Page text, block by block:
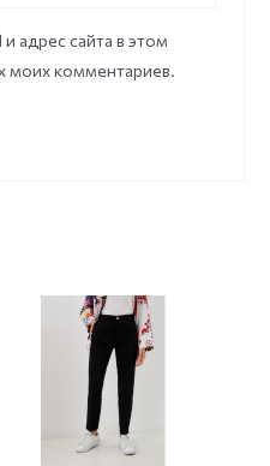
адрес сайта в этом
моих комментариев.